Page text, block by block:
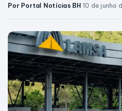
Por Portal Notícias BH·10 de junho